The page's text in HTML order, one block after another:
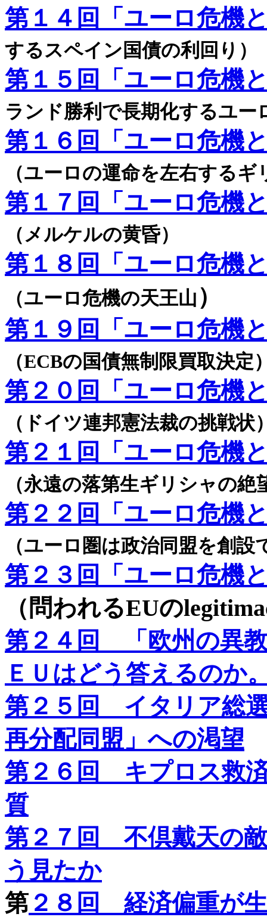
第１４回「ユーロ危機
するスペイン国債の利回り）
第１５回「ユーロ危機
ランド勝利で長期化するユー
第１６回「ユーロ危機
（ユーロの運命を左右するギ
第１７回「ユーロ危機
（メルケルの黄昏）
第１８回「ユーロ危機
（ユーロ危機の天王山 ）
第１９回「ユーロ危機
（ECBの国債無制限買取決定
第２０回「ユーロ危機
（ドイツ連邦憲法裁の挑戦状
第２１回「ユーロ危機
（永遠の落第生ギリシャの絶
第２２回「ユーロ危機
（ユーロ圏は政治同盟を創設
第２３回「ユーロ危機
（問われるEUの
第２４回 「欧州の異
ＥＵはどう答えるのか
第２５回 イタリア総
再分配同盟」への渇望
第２６回 キプロス救
質
第２７回 不倶戴天の
う見たか
第 ２８回 経済偏重が